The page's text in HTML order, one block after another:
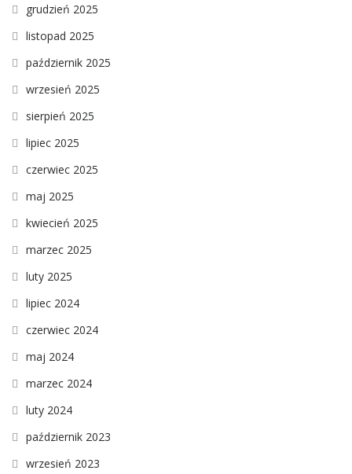
grudzień 2025
listopad 2025
październik 2025
wrzesień 2025
sierpień 2025
lipiec 2025
czerwiec 2025
maj 2025
kwiecień 2025
marzec 2025
luty 2025
lipiec 2024
czerwiec 2024
maj 2024
marzec 2024
luty 2024
październik 2023
wrzesień 2023